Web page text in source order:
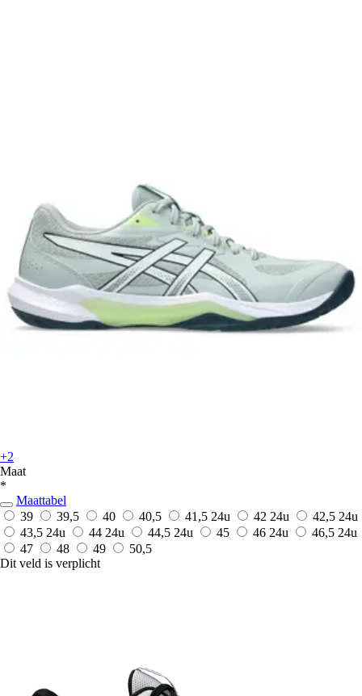
+2
Maat
*
Maattabel
39
39,5 40 40,5 41,5 24u 42 24u 42,5 24u
43,5 24u 44 24u 44,5 24u 45 46 24u 46,5 24u
47
48 49
50,5
Dit veld is verplicht